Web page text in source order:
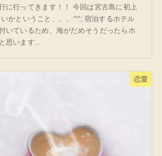
に行ってきます！！ 今回は宮古島に初上
かということ、、、^^; 宿泊するホテル
いているため、海がだめそうだったらホ
思います...
恋愛